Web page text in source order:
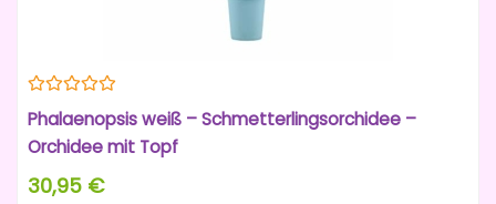
Phalaenopsis weiß – Schmetterlingsorchidee –
Orchidee mit Topf
30,95 €